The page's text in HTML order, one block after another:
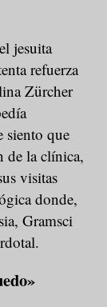
jesuita
refuerza
Zürcher
siento que
de la clínica,
visitas
donde,
Gramsci